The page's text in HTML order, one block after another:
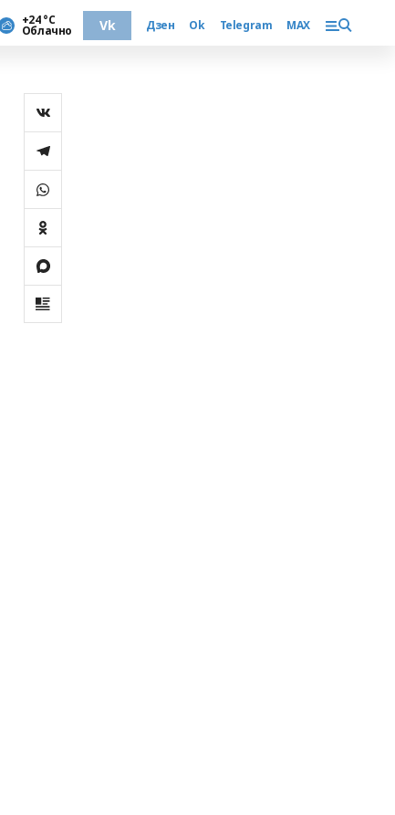
+24 °С
Облачно Vk Дзен Ok Telegram MAX